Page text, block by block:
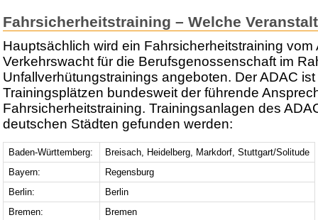
Fahrsicherheitstraining – Welche
Hauptsächlich wird ein Fahrsicherheitstraining
Verkehrswacht für die Berufsgenossenschaft im
Unfallverhütungstrainings angeboten. Der ADAC
Trainingsplätzen bundesweit der führende
Fahrsicherheitstraining. Trainingsanlagen des
deutschen Städten gefunden werden:
Baden-Württemberg:
Breisach, Heidelberg, Markdorf, Stuttgart/Solitude
Bayern:
Regensburg
Berlin:
Berlin
Bremen:
Bremen